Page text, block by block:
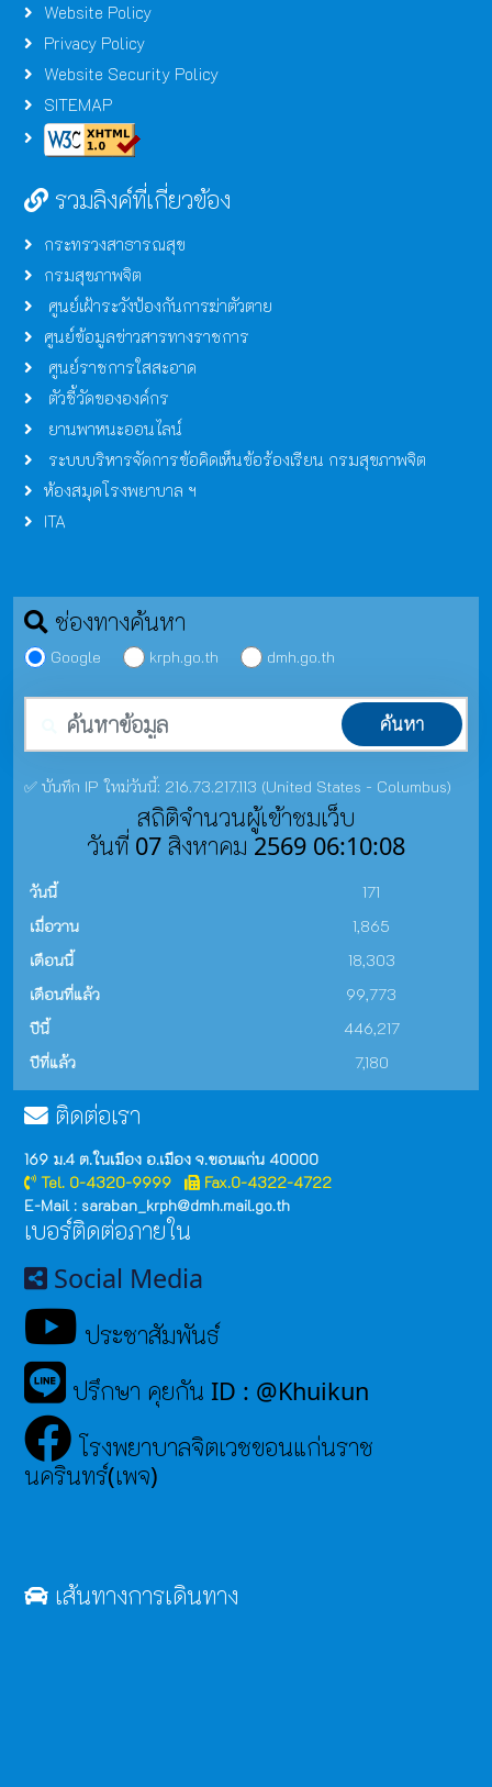
Website Policy
Privacy Policy
Website Security Policy
SITEMAP
รวมลิงค์ที่เกี่ยวข้อง
กระทรวงสาธารณสุข
กรมสุขภาพจิต
ศูนย์เฝ้าระวังป้องกันการฆ่าตัวตาย
ศูนย์ข้อมูลข่าวสารทางราชการ
ศูนย์ราชการใสสะอาด
ตัวชี้วัดขององค์กร
ยานพาหนะออนไลน์
ระบบบริหารจัดการข้อคิดเห็นข้อร้องเรียน กรมสุขภาพจิต
ห้องสมุดโรงพยาบาล ฯ
ITA
ช่องทางค้นหา
Google krph.go.th dmh.go.th
ค้นหา
✅ บันทึก IP ใหม่วันนี้: 216.73.217.113 (United States - Columbus)
สถิติจำนวนผู้เข้าชมเว็บ
วันที่ 07 สิงหาคม 2569 06:10:08
วันนี้
171
เมื่อวาน
1,865
เดือนนี้
18,303
เดือนที่แล้ว
99,773
ปีนี้
446,217
ปีที่แล้ว
7,180
ติดต่อเรา
169 ม.4 ต.ในเมือง อ.เมือง จ.ขอนแก่น 40000
Tel. 0-4320-9999
Fax.0-4322-4722
E-Mail : saraban_krph@dmh.mail.go.th
เบอร์ติดต่อภายใน
Social Media
ประชาสัมพันธ์
ปรึกษา คุยกัน ID : @Khuikun
โรงพยาบาลจิตเวชขอนแก่นราช
นครินทร์(เพจ)
เส้นทางการเดินทาง